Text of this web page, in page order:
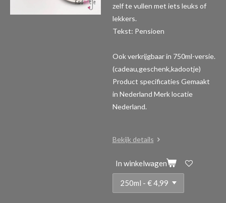
zelf te vullen met iets leuks of
lekkers.
Tekst: Pensioen
Ook verkrijgbaar in 750ml-versie.
(cadeau,geschenk,kadootje)
Product specificaties Gemaakt
in Nederland Merk locatie
Nederland.
Bekijk details
In winkelwagen